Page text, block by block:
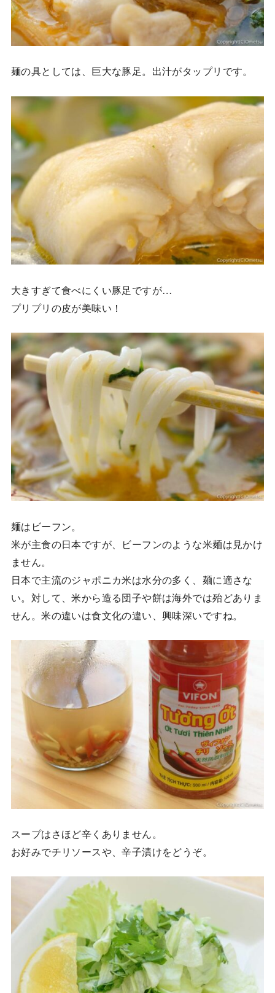
麺の具としては、巨大な豚足。出汁がタップリです。
大きすぎて食べにくい豚足ですが…
プリプリの皮が美味い！
麺はビーフン。
米が主食の日本ですが、ビーフンのような米麺は見かけ
ません。
日本で主流のジャポニカ米は水分の多く、麺に適さな
い。対して、米から造る団子や餅は海外では殆どありま
せん。米の違いは食文化の違い、興味深いですね。
スープはさほど辛くありません。
お好みでチリソースや、辛子漬けをどうぞ。